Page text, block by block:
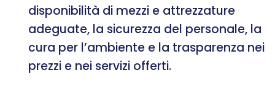
disponibilità di mezzi e attrezzature
adeguate, la sicurezza del personale, la
cura per l’ambiente e la trasparenza nei
prezzi e nei servizi offerti.